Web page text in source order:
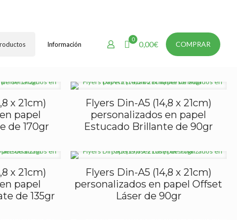
Información
0
0,00€ COMPRAR
x 21cm)
papel
de 170gr
Flyers Din-A5 (14,8 x 21cm)
personalizados en papel
Estucado Brillante de 90gr
x 21cm)
papel
de 135gr
Flyers Din-A5 (14,8 x 21cm)
personalizados en papel Offset
Láser de 90gr